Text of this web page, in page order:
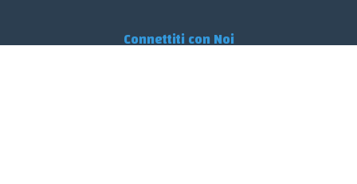
Connettiti con Noi